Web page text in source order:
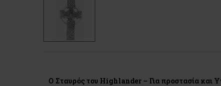
Ο Σταυρός του Highlander – Για προστασία και